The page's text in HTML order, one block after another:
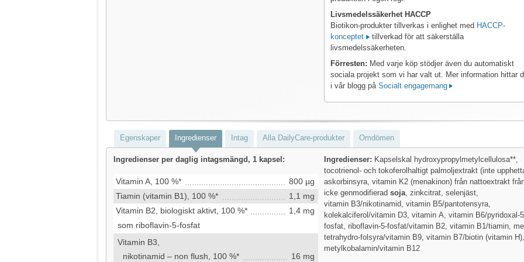
Livsmedelssäkerhet HACCP
Biotikon-produkter tillverkas i enlighet med HACCP-
konceptet
tillverkad för att säkerställa
livsmedelssäkerheten.
Förresten: Med varje köp stödjer även du automatiskt
sociala projekt som vi har valt ut. Mer information hittar
i vår blogg påSocialt engagemang
Egenskaper Ingredienser Intag Alla DailyCare-produkter Omdömen
Ingredienser per daglig intagsmängd, 1 kapsel:
Vitamin A, 100 %*
800 µg
Tiamin (vitamin B1), 100 %*
1,1 mg
Vitamin B2, biologiskt aktivt, 100 %*
1,4 mg
som riboflavin-5-fosfat
Vitamin B3,
nikotinamid – non flush, 100 %*
16 mg
Ingredienser: Kapselskal hydroxypropylmetylcellulosa**,
tocotrienol- och tokoferolhaltigt palmoljextrakt (inte
askorbinsyra, vitamin K2 (menakinon) från nattoextrakt
icke genmodifieradsoja, zinkcitrat, selenjäst,
vitamin B3/nikotinamid, vitamin B5/pantotensyra,
kolekalciferol/vitamin D3, vitamin A, vitamin B6/pyridoxal-
fosfat, riboflavin-5-fosfat/vitamin B2, vitamin B1/tiamin,
tetrahydro-folsyra/vitamin B9, vitamin B7/biotin (vitamin H),
metylkobalamin/vitamin B12